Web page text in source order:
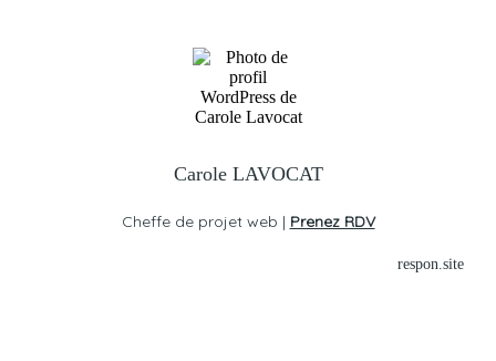
Carole LAVOCAT
Cheffe de projet web | Prenez RDV
respon.site